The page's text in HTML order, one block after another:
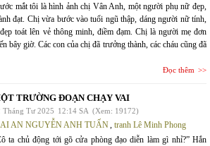
mắt tôi là hình ảnh chị Vân Anh, một người phụ nữ đẹp,
đạt. Chị vừa bước vào tuổi ngũ thập, dáng người nữ tính,
toát lên vẻ thông minh, điềm đạm. Chị là người mẹ đơn
bây giờ. Các con của chị đã trưởng thành, các cháu cũng đã
Đọc thêm
TRƯỜNG ĐOẠN CHẠY VAI
Tháng Tư 2025 12:14 SA (Xem: 19172)
AN NGUYỄN ANH TUẤN, tranh Lê Minh Phong
ta chủ động tới gõ cửa phòng đạo diễn làm gì nhỉ?” Hắn